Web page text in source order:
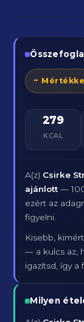
~
279
KCAL
A(z) Csirke
ajánlott —
ezért az
figyelni.
Kisebb,
— a kulcs az,
igazítsd, így a
Milyen